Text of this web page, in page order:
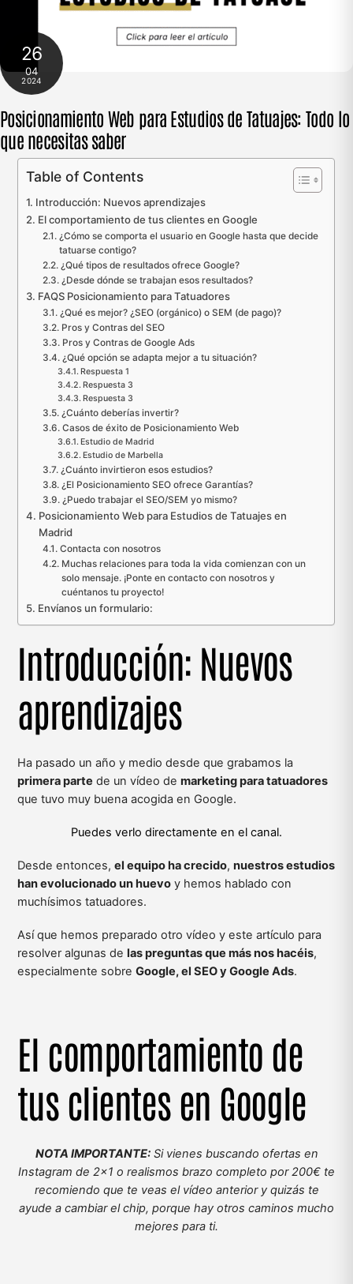
26
04
2024
Posicionamiento Web para Estudios de Tatuajes: Todo lo
que necesitas saber
Table of Contents
Introducción: Nuevos aprendizajes
El comportamiento de tus clientes en Google
¿Cómo se comporta el usuario en Google hasta que decide
tatuarse contigo?
¿Qué tipos de resultados ofrece Google?
¿Desde dónde se trabajan esos resultados?
FAQS Posicionamiento para Tatuadores
¿Qué es mejor? ¿SEO (orgánico) o SEM (de pago)?
Pros y Contras del SEO
Pros y Contras de Google Ads
¿Qué opción se adapta mejor a tu situación?
Respuesta 1
Respuesta 3
Respuesta 3
¿Cuánto deberías invertir?
Casos de éxito de Posicionamiento Web
Estudio de Madrid
Estudio de Marbella
¿Cuánto invirtieron esos estudios?
¿El Posicionamiento SEO ofrece Garantías?
¿Puedo trabajar el SEO/SEM yo mismo?
Posicionamiento Web para Estudios de Tatuajes en
Madrid
Contacta con nosotros
Muchas relaciones para toda la vida comienzan con un
solo mensaje. ¡Ponte en contacto con nosotros y
cuéntanos tu proyecto!
Envíanos un formulario:
Introducción: Nuevos
aprendizajes
Ha pasado un año y medio desde que grabamos la
primera parte de un vídeo demarketing para tatuadores
que tuvo muy buena acogida en Google.
Puedes verlo directamente en el canal.
Desde entonces,el equipo ha crecido,nuestros estudios
han evolucionado un huevo y hemos hablado con
muchísimos tatuadores.
Así que hemos preparado otro vídeo y este artículo para
resolver algunas delas preguntas que más nos hacéis,
especialmente sobreGoogle, el SEO y Google Ads.
El comportamiento de
tus clientes en Google
NOTA IMPORTANTE:Si vienes buscando ofertas en
Instagram de 2×1 o realismos brazo completo por 200€ te
recomiendo que te veas el vídeo anterior y quizás te
ayude a cambiar el chip, porque hay otros caminos mucho
mejores para ti.